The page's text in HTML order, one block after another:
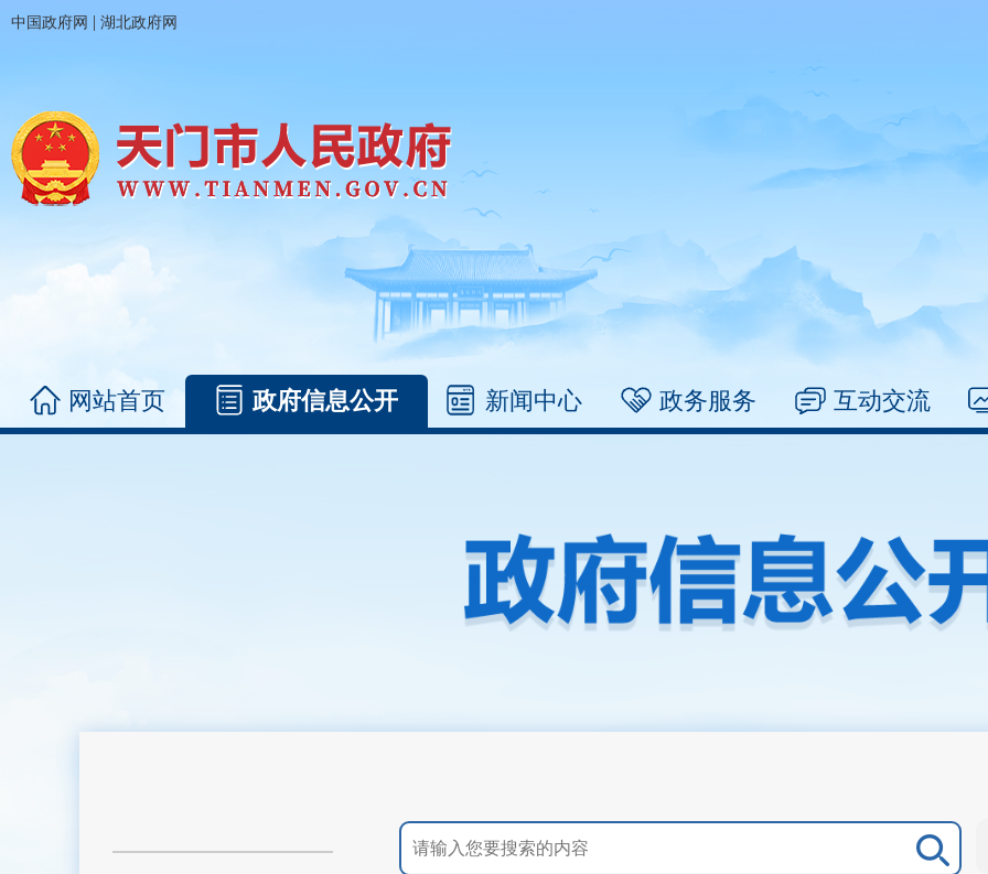
中国政府网 | 湖北政府网
网站首页 政府信息公开 新闻中心 政务服务 互动交流